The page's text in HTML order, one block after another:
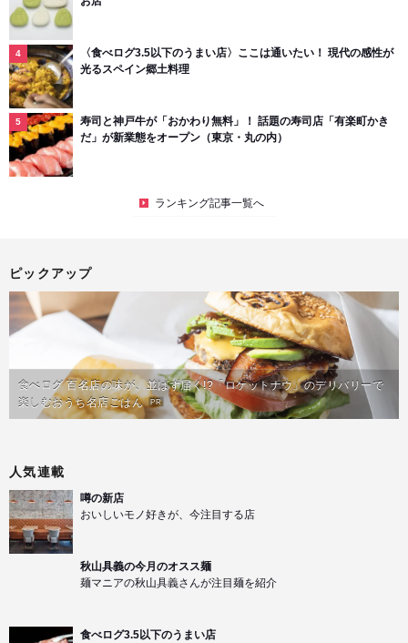
〈食べログ3.5以下のうまい店〉ここは通いたい！ 現代の感性が
光るスペイン郷土料理
寿司と神戸牛が「おかわり無料」！ 話題の寿司店「有楽町かき
だ」が新業態をオープン（東京・丸の内）
ランキング記事一覧へ
ピックアップ
食べログ 百名店の味が、並ばず届く!?「ロケットナウ」のデリバリーで
楽しむおうち名店ごはん PR
人気連載
噂の新店
おいしいモノ好きが、今注目する店
秋山具義の今月のオスス麺
麺マニアの秋山具義さんが注目麺を紹介
食べログ3.5以下のうまい店